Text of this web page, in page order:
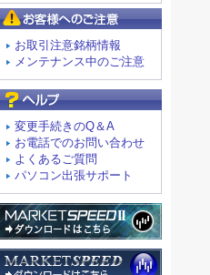
お取引注意銘柄情報
メンテナンス中のご注意
変更手続きのQ＆A
お電話でのお問い合わせ
よくあるご質問
パソコン出張サポート